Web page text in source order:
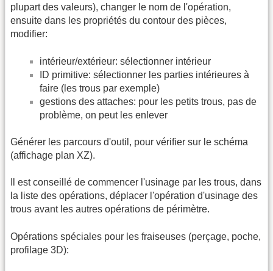
plupart des valeurs), changer le nom de l'opération,
ensuite dans les propriétés du contour des pièces,
modifier:
intérieur/extérieur: sélectionner intérieur
ID primitive: sélectionner les parties intérieures à
faire (les trous par exemple)
gestions des attaches: pour les petits trous, pas de
problème, on peut les enlever
Générer les parcours d'outil, pour vérifier sur le schéma
(affichage plan XZ).
Il est conseillé de commencer l'usinage par les trous, dans
la liste des opérations, déplacer l'opération d'usinage des
trous avant les autres opérations de périmètre.
Opérations spéciales pour les fraiseuses (perçage, poche,
profilage 3D):